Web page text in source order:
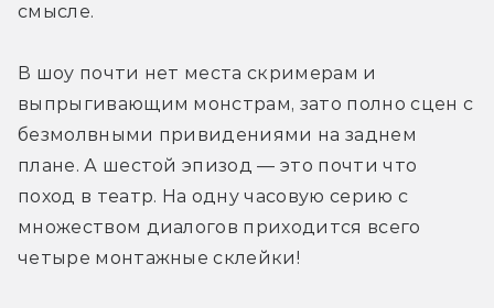
смысле.
В шоу почти нет места скримерам и
выпрыгивающим монстрам, зато полно сцен с
безмолвными привидениями на заднем
плане. А шестой эпизод — это почти что
поход в театр. На одну часовую серию с
множеством диалогов приходится всего
четыре монтажные склейки!